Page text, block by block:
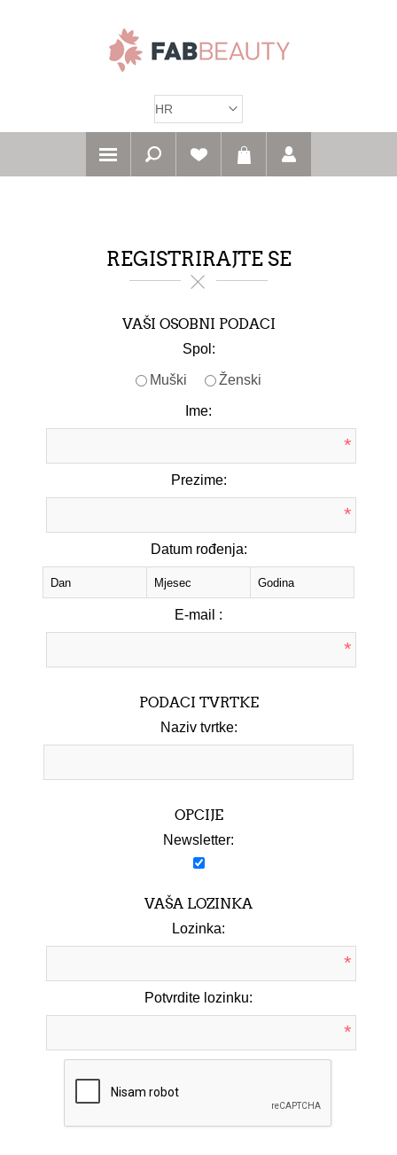
REGISTRIRAJTE SE
VAŠI OSOBNI PODACI
Spol:
Muški Ženski
Ime:
*
Prezime:
*
Datum rođenja:
E-mail :
*
PODACI TVRTKE
Naziv tvrtke:
OPCIJE
Newsletter:
VAŠA LOZINKA
Lozinka:
*
Potvrdite lozinku:
*